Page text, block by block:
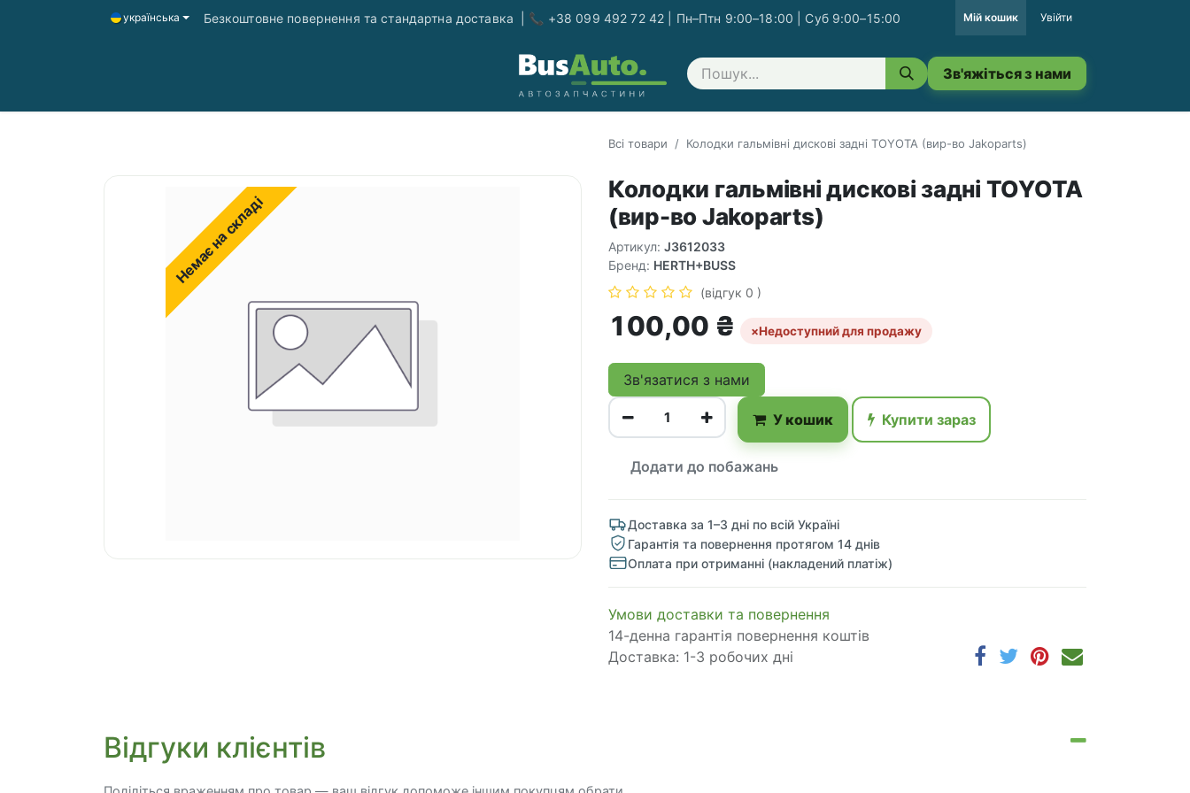
українська Безкоштовне повернення та стандартна доставка | 📞 +38 099 492 72 42 | Пн–Птн 9:00–18:00 | Суб 9:00–15:00 Мій кошик Увійти
Зв'яжіться з нами Зв'яжіться з нами
Всі товари Колодки гальмівні дискові задні TOYOTA (вир-во Jakoparts)
Немає на складі
Колодки гальмівні дискові задні TOYOTA
(вир-во Jakoparts)
Артикул: J3612033
Бренд: HERTH+BUSS
(відгук 0 )
100,00 ₴ ×Недоступний для продажу
Зв'язатися з нами
У кошик Купити зараз
Додати до побажань
Доставка за 1–3 дні по всій Україні
Гарантія та повернення протягом 14 днів
Оплата при отриманні (накладений платіж)
​​​​​​​​​​​​​​​​​​​​​​​​​​​​​​​​​​​​​​​​​​​​​​​​​​​​​​​​​​​​​​У​​м​о​в​​и​ д​ос​т​а​в​к​и ​т​а​ по​в​е​р​н​е​н​н​я
14-денна гарантія повернення коштів
Доставка: 1-3 робочих дні
Відгуки клієнтів